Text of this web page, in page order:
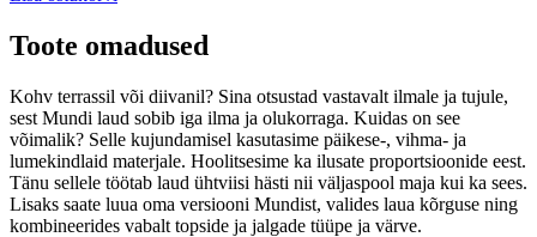
Toote omadused
Kohv terrassil või diivanil? Sina otsustad vastavalt ilmale ja tujule,
sest Mundi laud sobib iga ilma ja olukorraga. Kuidas on see
võimalik? Selle kujundamisel kasutasime päikese-, vihma- ja
lumekindlaid materjale. Hoolitsesime ka ilusate proportsioonide eest.
Tänu sellele töötab laud ühtviisi hästi nii väljaspool maja kui ka sees.
Lisaks saate luua oma versiooni Mundist, valides laua kõrguse ning
kombineerides vabalt topside ja jalgade tüüpe ja värve.